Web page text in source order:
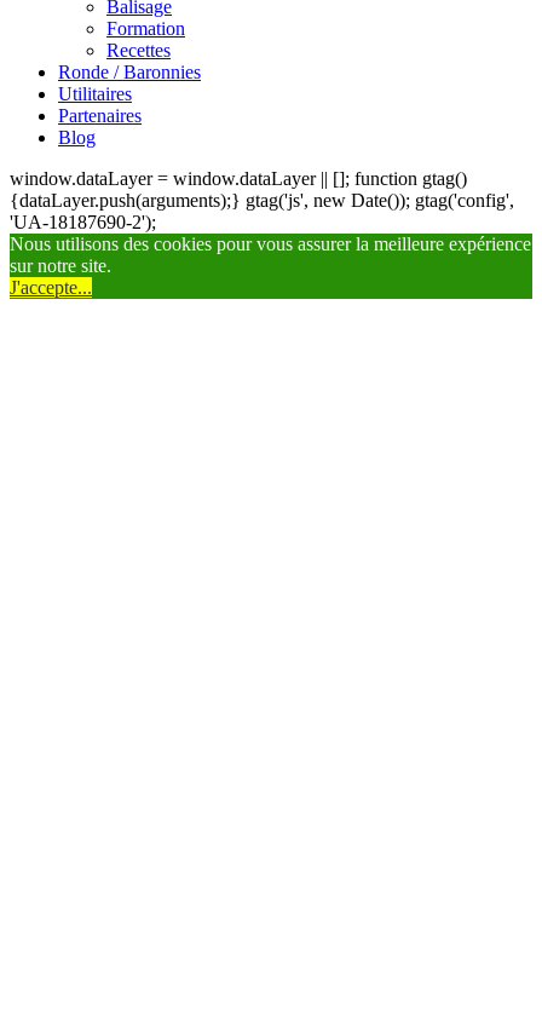
Balisage
Formation
Recettes
Ronde / Baronnies
Utilitaires
Partenaires
Blog
window.dataLayer = window.dataLayer || []; function gtag()
{dataLayer.push(arguments);} gtag('js', new Date()); gtag('config',
'UA-18187690-2');
Nous utilisons des cookies pour vous assurer la meilleure expérience
sur notre site.
J'accepte...